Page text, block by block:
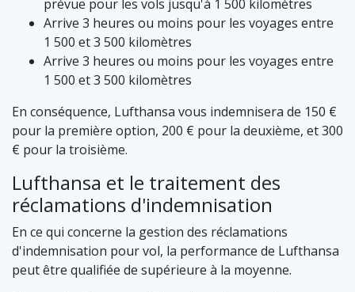
prévue pour les vols jusqu'à 1 500 kilomètres
Arrive 3 heures ou moins pour les voyages entre
1 500 et 3 500 kilomètres
Arrive 3 heures ou moins pour les voyages entre
1 500 et 3 500 kilomètres
En conséquence, Lufthansa vous indemnisera de 150 €
pour la première option, 200 € pour la deuxième, et 300
€ pour la troisième.
Lufthansa et le traitement des
réclamations d'indemnisation
En ce qui concerne la gestion des réclamations
d'indemnisation pour vol, la performance de Lufthansa
peut être qualifiée de supérieure à la moyenne.